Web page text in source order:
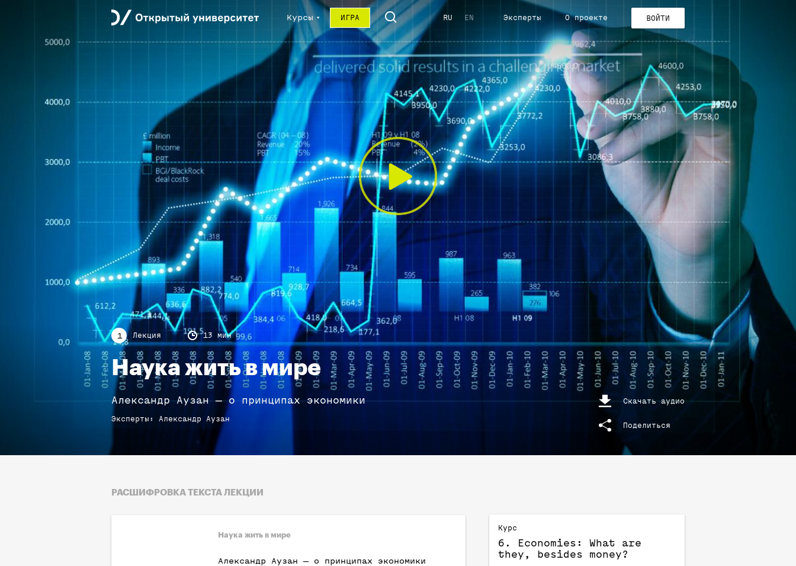
Курсы ИГРА RU EN Эксперты О проекте ВОЙТИ
1 Лекция 13 мин
Наука жить в мире
Александр Аузан — о принципах экономики
Эксперты : Александр Аузан
Скачать аудио
Поделиться
РАСШИФРОВКА ТЕКСТА ЛЕКЦИИ
Наука жить в мире
Александр Аузан — о принципах экономики
Курс
6. Economies: What are
they, besides money?